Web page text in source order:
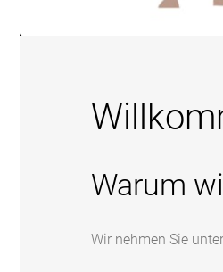
Warum
Wir nehmen Sie